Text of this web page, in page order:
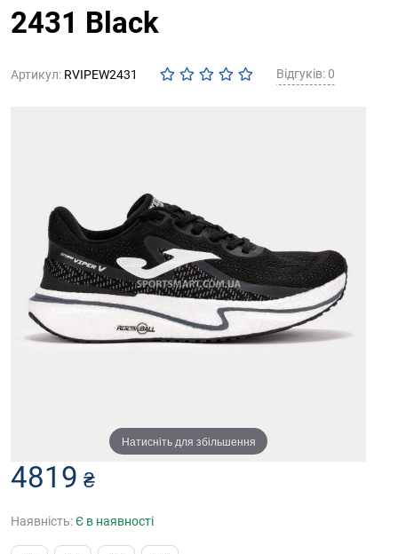
2431 Black
Артикул: RVIPEW2431 Відгуків: 0
Натисніть для збільшення
4819 ₴
Наявність:Є в наявності